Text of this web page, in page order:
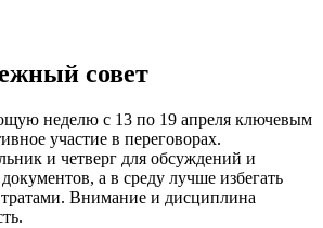
совет
неделю с 13 по 19 апреля ключевым
участие в переговорах.
и четверг для обсуждений и
а в среду лучше избегать
Внимание и дисциплина